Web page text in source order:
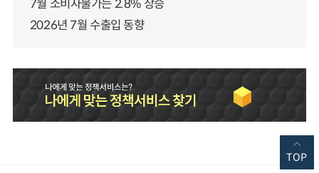
7월 소비자물가는 2.8% 상승
2026년 7월 수출입 동향
TOP